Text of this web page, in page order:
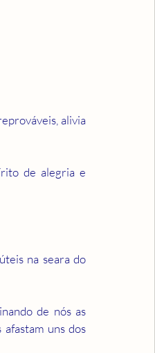
alivia
de alegria e
na seara do
de nós as
uns dos